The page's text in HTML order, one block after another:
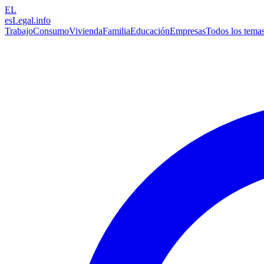
EL
esLegal.info
TrabajoConsumoViviendaFamiliaEducaciónEmpresasTodos los